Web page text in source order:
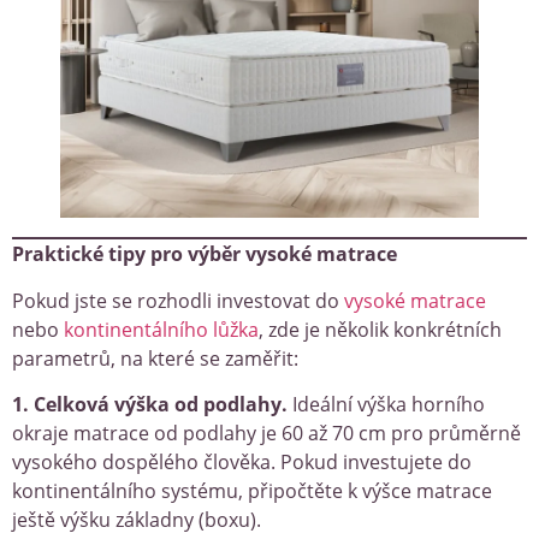
Praktické tipy pro výběr vysoké matrace
Pokud jste se rozhodli investovat do vysoké matrace
nebo kontinentálního lůžka, zde je několik konkrétních
parametrů, na které se zaměřit:
1. Celková výška od podlahy. Ideální výška horního
okraje matrace od podlahy je 60 až 70 cm pro průměrně
vysokého dospělého člověka. Pokud investujete do
kontinentálního systému, připočtěte k výšce matrace
ještě výšku základny (boxu).